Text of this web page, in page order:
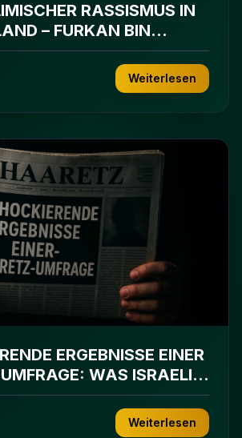
RASSISMUS IN
– FURKAN BIN
Weiterlesen
ERGEBNISSE EINER
WAS ISRAELIS
Weiterlesen